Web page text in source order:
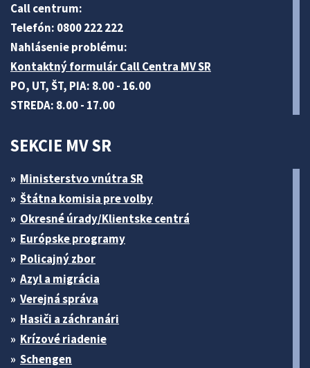
Call centrum:
Telefón: 0800 222 222
Nahlásenie problému:
Kontaktný formulár Call Centra MV SR
PO, UT, ŠT, PIA: 8.00 - 16.00
STREDA: 8.00 - 17.00
SEKCIE MV SR
Ministerstvo vnútra SR
Štátna komisia pre volby
Okresné úrady/Klientske centrá
Európske programy
Policajný zbor
Azyl a migrácia
Verejná správa
Hasiči a záchranári
Krízové riadenie
Schengen